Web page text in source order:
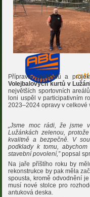
Příprava podkladů a
Volejbalových kurtů v
největších sportovních
loni uspěl v participativním
2023–2024 opravy v celkové
„Jsme moc rádi, že jsme
Lužánkách zelenou,
kvalitně a bezpečně. V
podklady k tomu,
stavební povolení,”popsal
Na jaře příštího roku by
rekonstrukce by pak měla
spousta, kromě odvodnění
musí nové stolce pro
antuková deska.